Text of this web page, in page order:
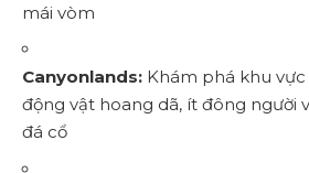
mái vòm
Canyonlands: Khám phá khu
động vật hoang dã, ít đông người
đá cổ